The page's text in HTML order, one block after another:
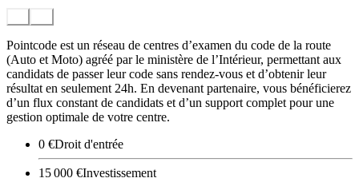
Pointcode est un réseau de centres d’examen du code de la route
(Auto et Moto) agréé par le ministère de l’Intérieur, permettant aux
candidats de passer leur code sans rendez-vous et d’obtenir leur
résultat en seulement 24h. En devenant partenaire, vous bénéficierez
d’un flux constant de candidats et d’un support complet pour une
gestion optimale de votre centre.
0 €Droit d'entrée
15 000 €Investissement